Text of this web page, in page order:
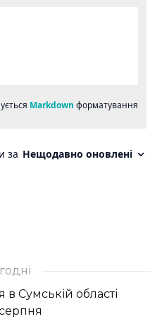
в Сумській області